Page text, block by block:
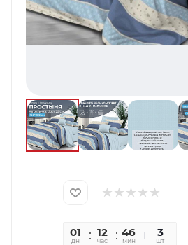
01
дн
12
час
46
мин
40
сек
3
шт